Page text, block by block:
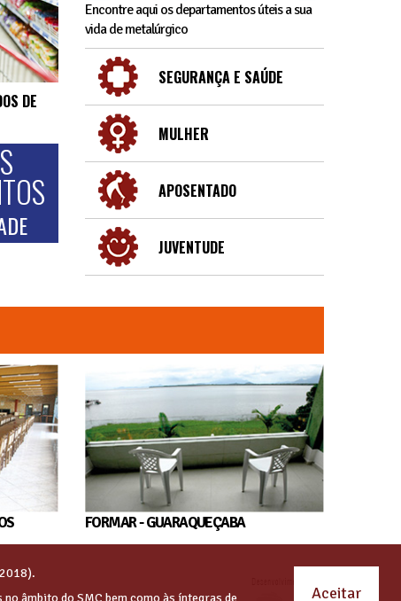
DE
Encontre aqui os departamentos úteis a sua
vida de metalúrgico
SEGURANÇA E SAÚDE
MULHER
APOSENTADO
JUVENTUDE
FORMAR - GUARAQUEÇABA
âmbito do SMC bem como às íntegras de Aceitar